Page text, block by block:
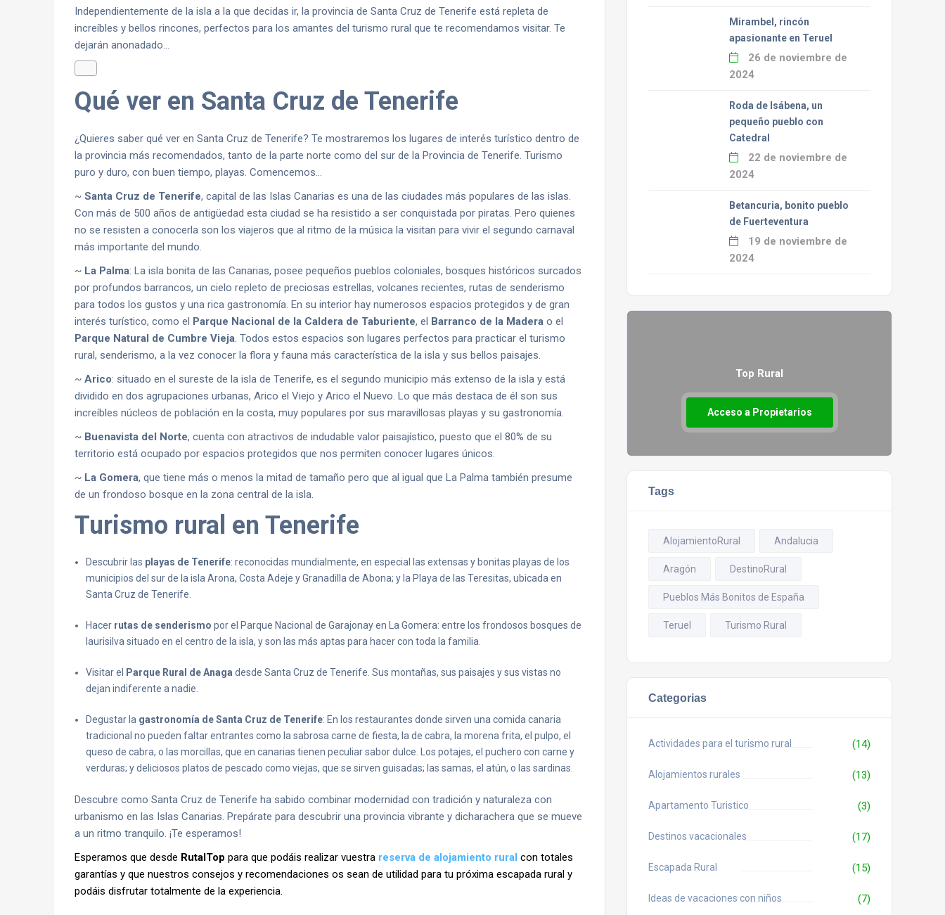
Independientemente de la isla a la que decidas ir, la provincia de Santa Cruz de Tenerife está repleta de
increíbles y bellos rincones, perfectos para los amantes del turismo rural que te recomendamos visitar. Te
dejarán anonadado…
Qué ver en Santa Cruz de Tenerife
¿Quieres saber qué ver en Santa Cruz de Tenerife? Te mostraremos los lugares de interés turístico dentro de
la provincia más recomendados, tanto de la parte norte como del sur de la Provincia de Tenerife. Turismo
puro y duro, con buen tiempo, playas. Comencemos…
~ Santa Cruz de Tenerife, capital de las Islas Canarias es una de las ciudades más populares de las islas.
Con más de 500 años de antigüedad esta ciudad se ha resistido a ser conquistada por piratas. Pero quienes
no se resisten a conocerla son los viajeros que al ritmo de la música la visitan para vivir el segundo carnaval
más importante del mundo.
~ La Palma: La isla bonita de las Canarias, posee pequeños pueblos coloniales, bosques históricos surcados
por profundos barrancos, un cielo repleto de preciosas estrellas, volcanes recientes, rutas de senderismo
para todos los gustos y una rica gastronomía. En su interior hay numerosos espacios protegidos y de gran
interés turístico, como el Parque Nacional de la Caldera de Taburiente, el Barranco de la Madera o el
Parque Natural de Cumbre Vieja. Todos estos espacios son lugares perfectos para practicar el turismo
rural, senderismo, a la vez conocer la flora y fauna más característica de la isla y sus bellos paisajes.
~ Arico: situado en el sureste de la isla de Tenerife, es el segundo municipio más extenso de la isla y está
dividido en dos agrupaciones urbanas, Arico el Viejo y Arico el Nuevo. Lo que más destaca de él son sus
increíbles núcleos de población en la costa, muy populares por sus maravillosas playas y su gastronomía.
~ Buenavista del Norte, cuenta con atractivos de indudable valor paisajístico, puesto que el 80% de su
territorio está ocupado por espacios protegidos que nos permiten conocer lugares únicos.
~ La Gomera, que tiene más o menos la mitad de tamaño pero que al igual que La Palma también presume
de un frondoso bosque en la zona central de la isla.
Turismo rural en Tenerife
Descubrir las playas de Tenerife: reconocidas mundialmente, en especial las extensas y bonitas playas de los
municipios del sur de la isla Arona, Costa Adeje y Granadilla de Abona; y la Playa de las Teresitas, ubicada en
Santa Cruz de Tenerife.
Hacer rutas de senderismo por el Parque Nacional de Garajonay en La Gomera: entre los frondosos bosques de
laurisilva situado en el centro de la isla, y son las más aptas para hacer con toda la familia.
Visitar el Parque Rural de Anaga desde Santa Cruz de Tenerife. Sus montañas, sus paisajes y sus vistas no
dejan indiferente a nadie.
Degustar la gastronomía de Santa Cruz de Tenerife: En los restaurantes donde sirven una comida canaria
tradicional no pueden faltar entrantes como la sabrosa carne de fiesta, la de cabra, la morena frita, el pulpo, el
queso de cabra, o las morcillas, que en canarias tienen peculiar sabor dulce. Los potajes, el puchero con carne y
verduras; y deliciosos platos de pescado como viejas, que se sirven guisadas; las samas, el atún, o las sardinas.
Descubre como Santa Cruz de Tenerife ha sabido combinar modernidad con tradición y naturaleza con
urbanismo en las Islas Canarias. Prepárate para descubrir una provincia vibrante y dicharachera que se mueve
a un ritmo tranquilo. ¡Te esperamos!
Esperamos que desde RutalTop para que podáis realizar vuestra reserva de alojamiento rural con totales
garantías y que nuestros consejos y recomendaciones os sean de utilidad para tu próxima escapada rural y
podáis disfrutar totalmente de la experiencia.
Mirambel, rincón
apasionante en Teruel
26 de noviembre de
2024
Roda de Isábena, un
pequeño pueblo con
Catedral
22 de noviembre de
2024
Betancuria, bonito pueblo
de Fuerteventura
19 de noviembre de
2024
Top Rural
Acceso a Propietarios
Tags
AlojamientoRural Andalucia
Aragón DestinoRural
Pueblos Más Bonitos de España
Teruel Turismo Rural
Categorias
Actividades para el turismo rural (14)
Alojamientos rurales (13)
Apartamento Turistico (3)
Destinos vacacionales (17)
Escapada Rural (15)
Ideas de vacaciones con niños (7)